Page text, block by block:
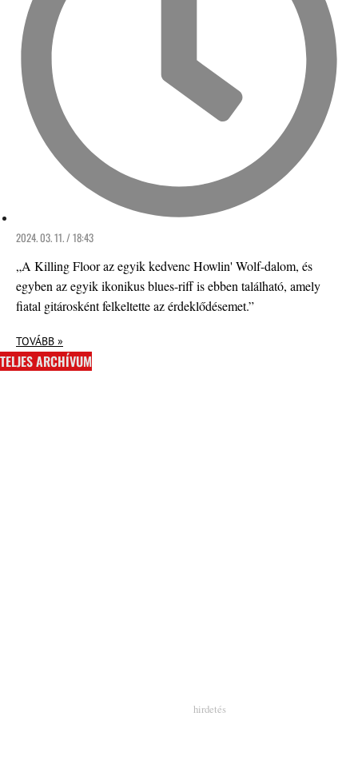
2024. 03. 11. / 18:43
„A Killing Floor az egyik kedvenc Howlin' Wolf-dalom, és
egyben az egyik ikonikus blues-riff is ebben található, amely
fiatal gitárosként felkeltette az érdeklődésemet.”
TOVÁBB »
TELJES ARCHÍVUM